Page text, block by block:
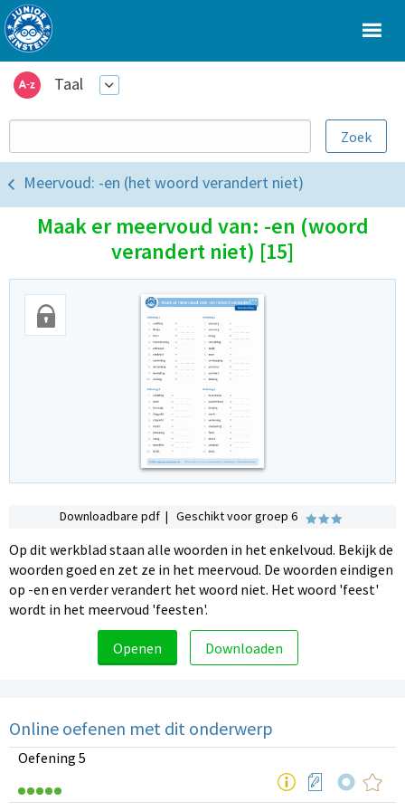
Taal
Meervoud: -en (het woord verandert niet)
Maak er meervoud van: -en (woord
verandert niet) [15]
Downloadbare pdf | Geschikt voor groep 6
Op dit werkblad staan alle woorden in het enkelvoud. Bekijk de
woorden goed en zet ze in het meervoud. De woorden eindigen
op -en en verder verandert het woord niet. Het woord 'feest'
wordt in het meervoud 'feesten'.
Openen Downloaden
Online oefenen met dit onderwerp
Oefening 5